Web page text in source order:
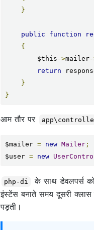
}
public function
{
        $this
->mailer
return
}
}
आम तौर पर
$mailer = new Mailer ;
$user = new
php-di के साथ डेवलपर्स
इंस्टेंस बनाते समय दूसरी
पड़ती।